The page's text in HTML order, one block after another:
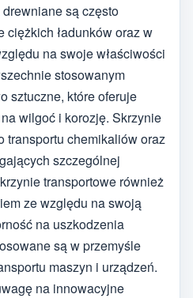
są często
ciężkich ładunków oraz w
na swoje właściwości
stosowanym
sztuczne, które oferuje
wilgoć i korozję. Skrzynie
transportu chemikaliów oraz
szczególnej
transportowe również
ze względu na swoją
na uszkodzenia
są w przemyśle
maszyn i urządzeń.
na innowacyjne